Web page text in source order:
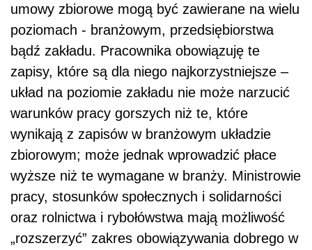
umowy zbiorowe mogą być zawierane na wielu
poziomach - branżowym, przedsiębiorstwa
bądź zakładu. Pracownika obowiązuję te
zapisy, które są dla niego najkorzystniejsze –
układ na poziomie zakładu nie może narzucić
warunków pracy gorszych niż te, które
wynikają z zapisów w branżowym układzie
zbiorowym; może jednak wprowadzić płace
wyższe niż te wymagane w branży. Ministrowie
pracy, stosunków społecznych i solidarności
oraz rolnictwa i rybołówstwa mają możliwość
„rozszerzyć” zakres obowiązywania dobrego w